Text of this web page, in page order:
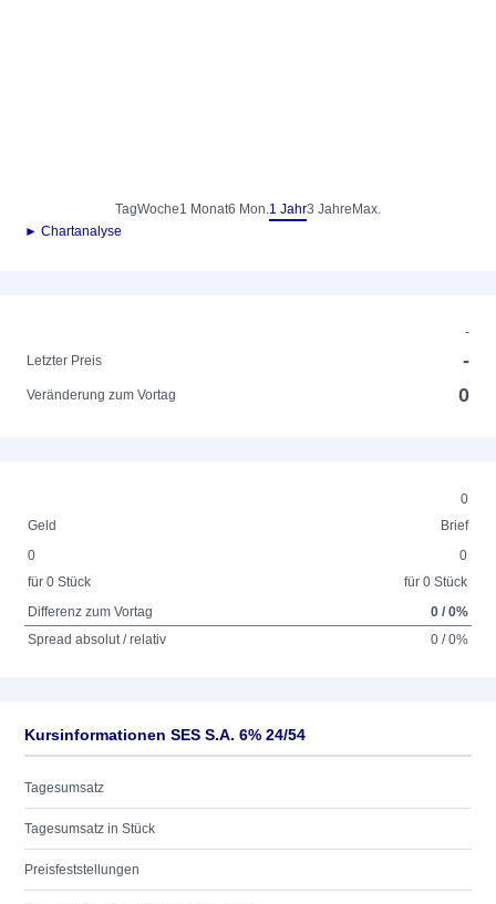
TagWoche1 Monat6 Mon.1 Jahr3 Jahre Max.
► Chartanalyse
-
Letzter Preis
-
Veränderung zum Vortag 0
0
Geld
Brief
0
für 0 Stück
0
für 0 Stück
Differenz zum Vortag
0 / 0%
Spread absolut / relativ
0 / 0%
Kursinformationen SES S.A. 6% 24/54
Tagesumsatz
Tagesumsatz in Stück
Preisfeststellungen